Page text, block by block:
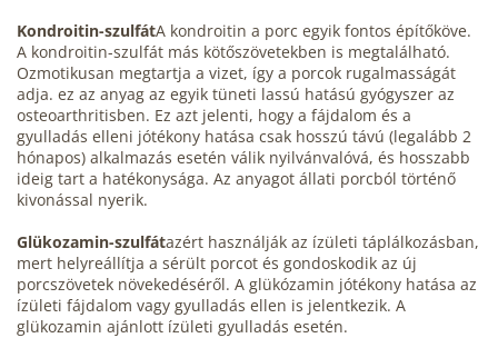
Kondroitin-szulfátA kondroitin a porc egyik fontos építőköve.
A kondroitin-szulfát más kötőszövetekben is megtalálható.
Ozmotikusan megtartja a vizet, így a porcok rugalmasságát
adja. ez az anyag az egyik tüneti lassú hatású gyógyszer az
osteoarthritisben. Ez azt jelenti, hogy a fájdalom és a
gyulladás elleni jótékony hatása csak hosszú távú (legalább 2
hónapos) alkalmazás esetén válik nyilvánvalóvá, és hosszabb
ideig tart a hatékonysága. Az anyagot állati porcból történő
kivonással nyerik.
Glükozamin-szulfátazért használják az ízületi táplálkozásban,
mert helyreállítja a sérült porcot és gondoskodik az új
porcszövetek növekedéséről. A glükózamin jótékony hatása az
ízületi fájdalom vagy gyulladás ellen is jelentkezik. A
glükozamin ajánlott ízületi gyulladás esetén.